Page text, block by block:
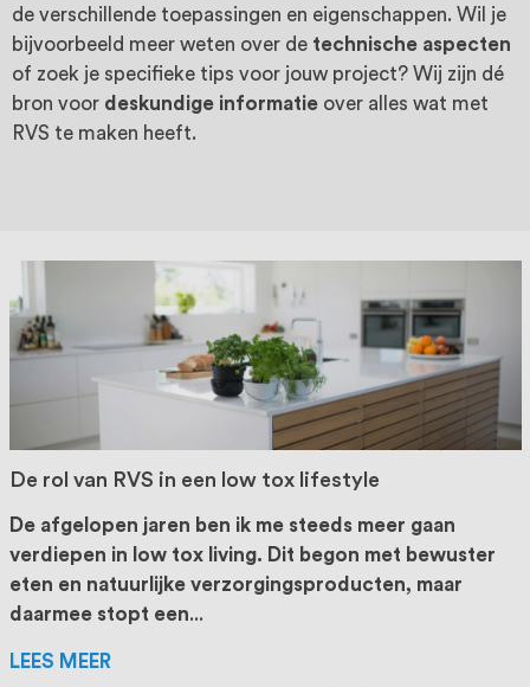
RVS op maat produceren, geheel volgens
jouw specifieke wensen. Al sinds onze
oprichting staat persoonlijke service bij
ons voorop, want we geloven dat een
de verschillende toepassingen en eigenschappen. Wil je
bijvoorbeeld meer weten over de technische aspecten
of zoek je specifieke tips voor jouw project? Wij zijn dé
bron voor deskundige informatie over alles wat met
RVS te maken heeft.
De rol van RVS in een low tox lifestyle
De afgelopen jaren ben ik me steeds meer gaan
verdiepen in low tox living. Dit begon met bewuster
eten en natuurlijke verzorgingsproducten, maar
daarmee stopt een...
LEES MEER